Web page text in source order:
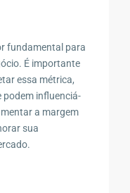
fundamental para
É importante
essa métrica,
podem influenciá-
a margem
sua